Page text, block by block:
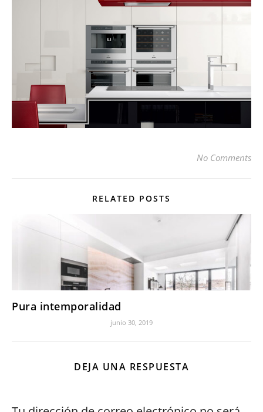
No Comments
RELATED POSTS
Pura intemporalidad
junio 30, 2019
DEJA UNA RESPUESTA